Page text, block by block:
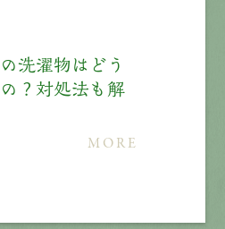
洗濯物はどう
？対処法も解
MORE